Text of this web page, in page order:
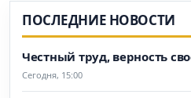
ПОСЛЕДНИЕ НОВОСТИ
Честный труд, верность
Сегодня, 15:00